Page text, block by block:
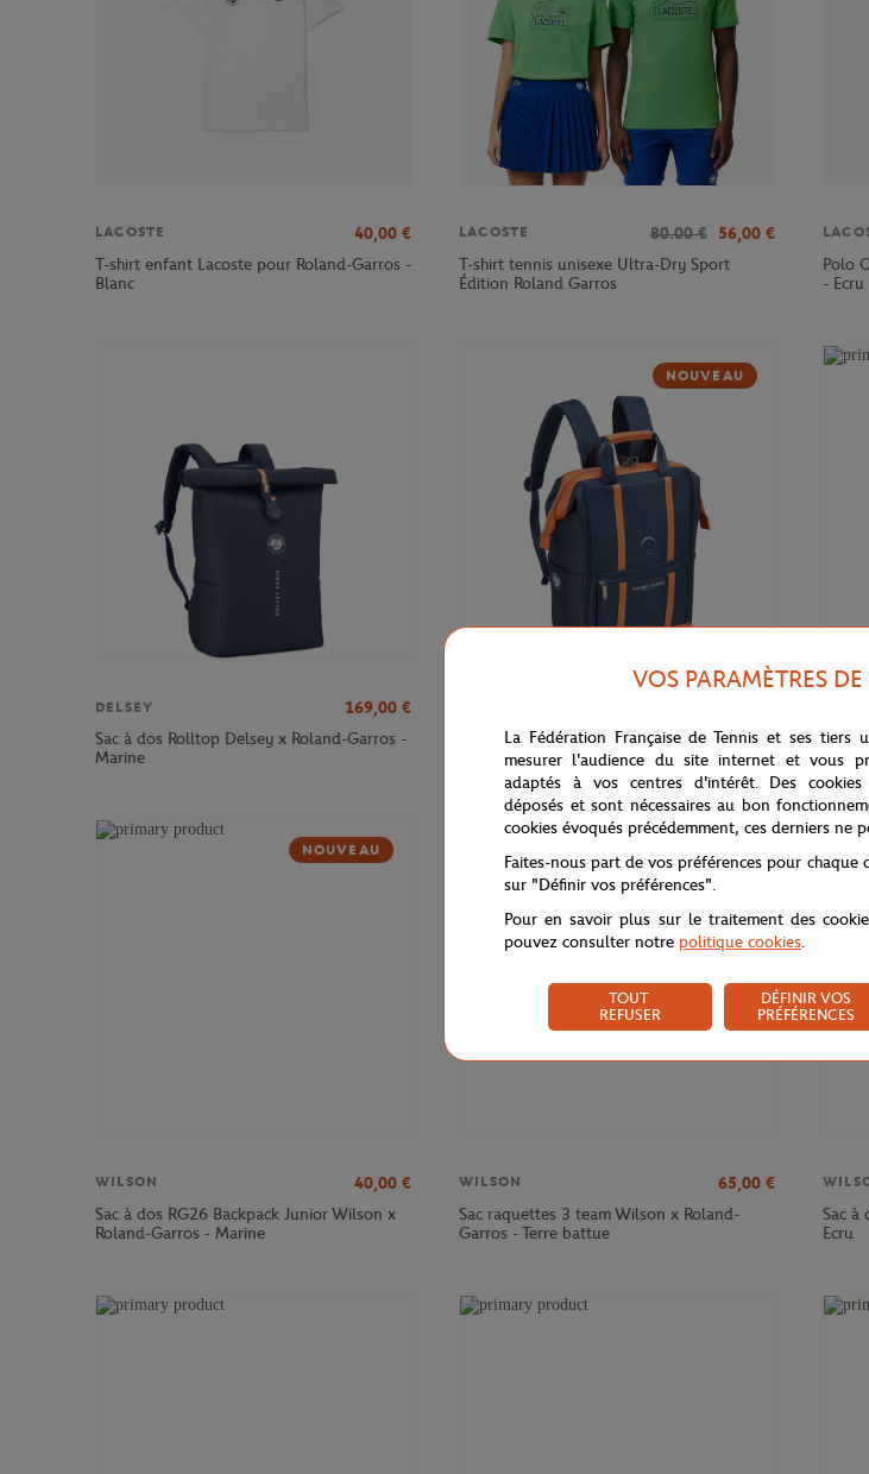
LACOSTE 40,00 €
T-shirt enfant Lacoste pour Roland-Garros -
Blanc
LACOSTE 80.00 € 56,00 €
T-shirt tennis unisexe Ultra-Dry Sport
Édition Roland Garros
Polo
- Ecru
DELSEY 169,00 €
Sac à dos Rolltop Delsey x Roland-Garros -
Marine
NOUVEAU
Sac à dos Cadence Soft 14" Delsey x
Roland-Garros - Marine
Valise
NOUVEAU
WILSON 40,00 €
Sac à dos RG26 Backpack Junior Wilson x
Roland-Garros - Marine
WILSON 65,00 €
Sac raquettes 3 team Wilson x Roland-
Garros - Terre battue
Sac à
Ecru
VOS PARAMÈTRES
La Fédération Française de Tennis et ses tiers
mesurer l'audience du site internet et vous
adaptés à vos centres d'intérêt. Des
déposés et sont nécessaires au bon
cookies évoqués précédemment, ces derniers ne
Faites-nous part de vos préférences pour chaque
sur "Définir vos préférences".
Pour en savoir plus sur le traitement des
pouvez consulter notre politique cookies.
TOUT
REFUSER
DÉFINIR VOS
PRÉFÉRENCES